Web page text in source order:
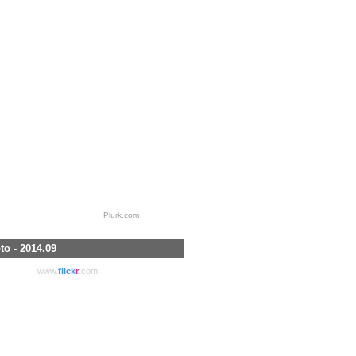
Plurk.com
- 2014.09
www.flickr.com